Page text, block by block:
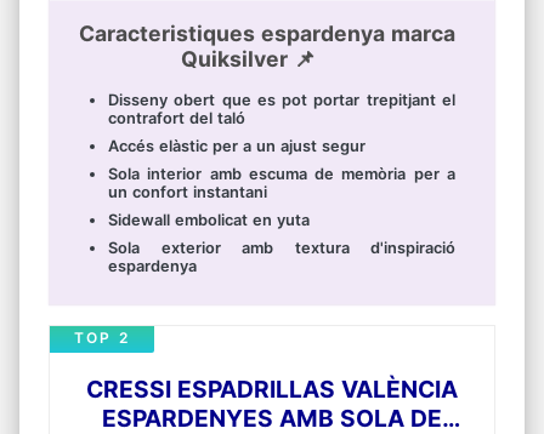
Caracteristiques espardenya marca
Quiksilver 📌
Disseny obert que es pot portar trepitjant el
contrafort del taló
Accés elàstic per a un ajust segur
Sola interior amb escuma de memòria per a
un confort instantani
Sidewall embolicat en yuta
Sola exterior amb textura d'inspiració
espardenya
CRESSI ESPADRILLAS VALÈNCIA
ESPARDENYES AMB SOLA DE
TOP 2